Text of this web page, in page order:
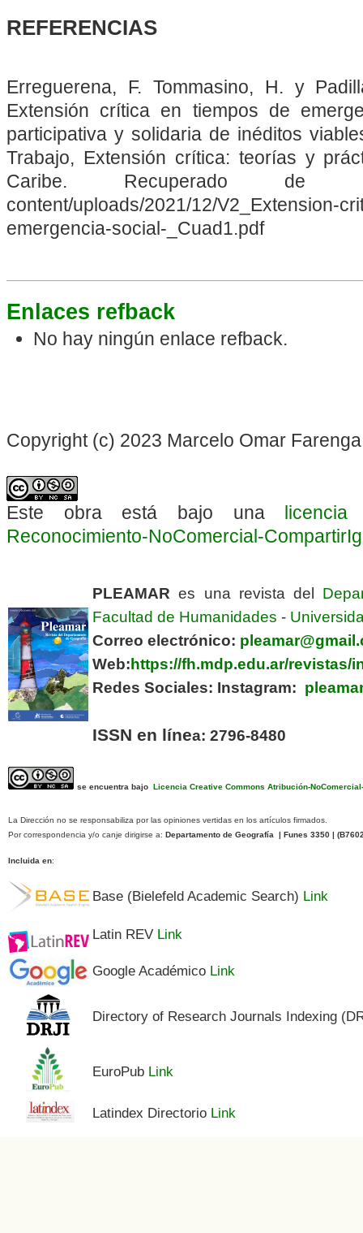
REFERENCIAS
Erreguerena, F. Tommasino, H. y
Extensión crítica en tiempos de
participativa y solidaria de inéditos
Trabajo, Extensión crítica: teorías y
Caribe. Recuperado de
content/uploads/2021/12/V2_Extension-
emergencia-social-_Cuad1.pdf
Enlaces refback
No hay ningún enlace refback.
Copyright (c) 2023 Marcelo Omar Farenga
Este obra está bajo una
Reconocimiento-NoComercial-
PLEAMAR es una revista del
Facultad de Humanidades -
Correo electrónico:
Web:https://fh.mdp.edu.ar/revistas/
Redes Sociales: Instagram:
ISSN en línea: 2796-8480
se encuentra bajo Licencia Creative Commons Atribución-
La Dirección no se responsabiliza por las opiniones vertidas en los artículos firmados.
Por correspondencia y/o canje dirigirse a: Departamento de Geografía | Funes 3350 | (
Incluida en:
Base (Bielefeld Academic Search) Link
Latin REV Link
Google Académico Link
Directory of Research Journals Indexing
EuroPub Link
Latindex Directorio Link